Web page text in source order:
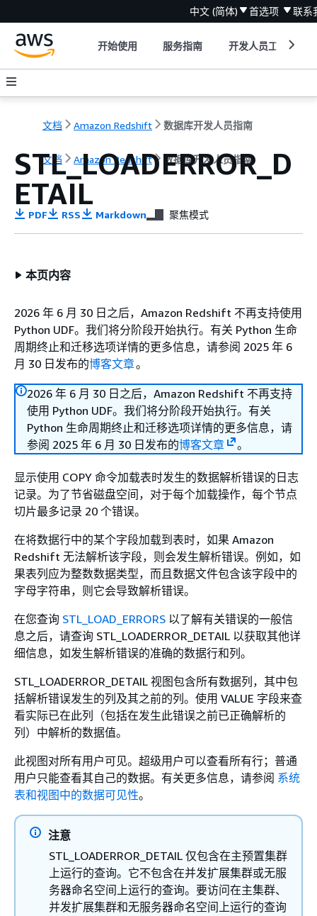
中文 (简体) 首选项 联系
开始使用 服务指南 开发人员工具
文档 Amazon Redshift 数据库开发人员指南
文档 Amazon Redshift 数据库开发人员指南
STL_LOADERROR_D
ETAIL
PDF RSS Markdown 聚焦模式
本页内容
2026 年 6 月 30 日之后，Amazon Redshift 不再支持使用
Python UDF。我们将分阶段开始执行。有关 Python 生命
周期终止和迁移选项详情的更多信息，请参阅 2025 年 6
月 30 日发布的博客文章。
2026 年 6 月 30 日之后，Amazon Redshift 不再支持
使用 Python UDF。我们将分阶段开始执行。有关
Python 生命周期终止和迁移选项详情的更多信息，请
参阅 2025 年 6 月 30 日发布的博客文章 。
显示使用 COPY 命令加载表时发生的数据解析错误的日志
记录。为了节省磁盘空间，对于每个加载操作，每个节点
切片最多记录 20 个错误。
在将数据行中的某个字段加载到表时，如果 Amazon
Redshift 无法解析该字段，则会发生解析错误。例如，如
果表列应为整数数据类型，而且数据文件包含该字段中的
字母字符串，则它会导致解析错误。
在您查询 STL_LOAD_ERRORS 以了解有关错误的一般信
息之后，请查询 STL_LOADERROR_DETAIL 以获取其他详
细信息，如发生解析错误的准确的数据行和列。
STL_LOADERROR_DETAIL 视图包含所有数据列，其中包
括解析错误发生的列及其之前的列。使用 VALUE 字段来查
看实际已在此列（包括在发生此错误之前已正确解析的
列）中解析的数据值。
此视图对所有用户可见。超级用户可以查看所有行；普通
用户只能查看其自己的数据。有关更多信息，请参阅 系统
表和视图中的数据可见性。
注意
STL_LOADERROR_DETAIL 仅包含在主预置集群
上运行的查询。它不包含在并发扩展集群或无服
务器命名空间上运行的查询。要访问在主集群、
并发扩展集群和无服务器命名空间上运行的查询